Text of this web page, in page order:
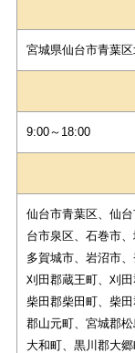
宮城県仙台市青葉
9:00～18:00
仙台市青葉区、仙
台市泉区、石巻市
多賀城市、岩沼市
刈田郡蔵王町、刈
柴田郡柴田町、柴
郡山元町、宮城郡
大和町、黒川郡大